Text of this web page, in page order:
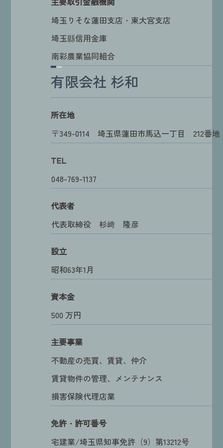
埼玉りそな蓮田支店・東大宮支店
埼玉縣信用金庫
南彩農業協同組合
有限会社 杉和
所在地
〒349-0114 埼玉県蓮田市馬込一丁目 212番地
TEL
048-769-1137
代表者
代表取締役 杉﨑 隆彦
設立
昭和63年1月
資本金
500 万円
主要事業
不動産の売買、賃貸、仲介
賃貸物件の管理、メンテナンス
損害保険代理店業
免許・許可番号
宅建業/埼玉県知事免許（9）第13212号